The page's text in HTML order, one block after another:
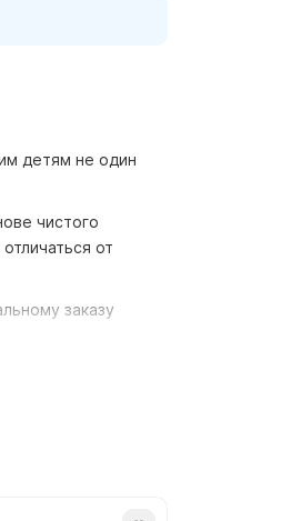
детям не один
чистого
от
заказу